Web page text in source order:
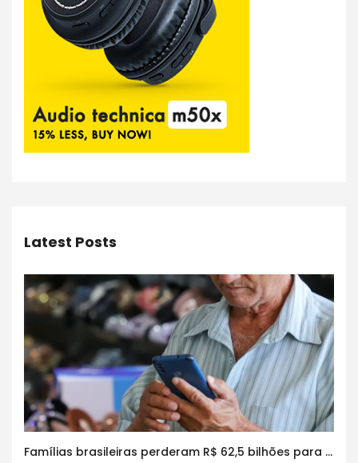
Latest Posts
Famílias brasileiras perderam R$ 62,5 bilhões para bets em 2025